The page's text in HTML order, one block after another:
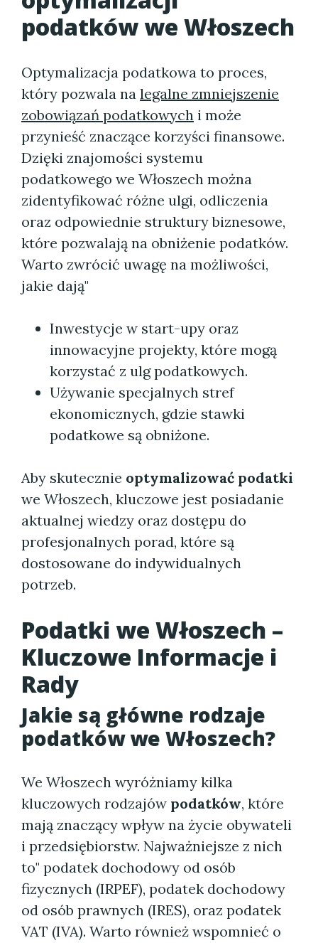
podatków we Włoszech
Optymalizacja podatkowa to proces,
który pozwala na legalne zmniejszenie
zobowiązań podatkowych i może
przynieść znaczące korzyści finansowe.
Dzięki znajomości systemu
podatkowego we Włoszech można
zidentyfikować różne ulgi, odliczenia
oraz odpowiednie struktury biznesowe,
które pozwalają na obniżenie podatków.
Warto zwrócić uwagę na możliwości,
jakie dają"
Inwestycje w start-upy oraz
innowacyjne projekty, które mogą
korzystać z ulg podatkowych.
Używanie specjalnych stref
ekonomicznych, gdzie stawki
podatkowe są obniżone.
Aby skutecznie optymalizować podatki
we Włoszech, kluczowe jest posiadanie
aktualnej wiedzy oraz dostępu do
profesjonalnych porad, które są
dostosowane do indywidualnych
potrzeb.
Podatki we Włoszech –
Kluczowe Informacje i
Rady
Jakie są główne rodzaje
podatków we Włoszech?
We Włoszech wyróżniamy kilka
kluczowych rodzajów podatków, które
mają znaczący wpływ na życie obywateli
i przedsiębiorstw. Najważniejsze z nich
to" podatek dochodowy od osób
fizycznych (IRPEF), podatek dochodowy
od osób prawnych (IRES), oraz podatek
VAT (IVA). Warto również wspomnieć o